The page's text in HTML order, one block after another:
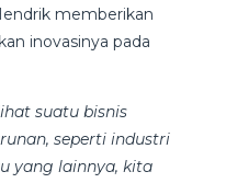
memberikan
inovasinya pada
suatu bisnis
seperti industri
yang lainnya, kita